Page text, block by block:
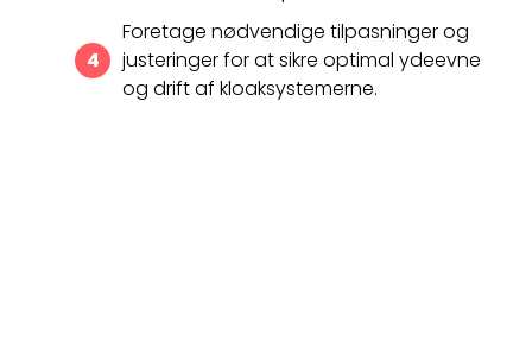
Foretage nødvendige tilpasninger og
justeringer for at sikre optimal ydeevne
og drift af kloaksystemerne.